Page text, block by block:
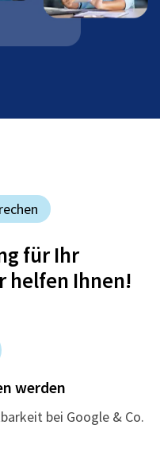
für Ihr
helfen Ihnen!
werden
bei Google & Co.